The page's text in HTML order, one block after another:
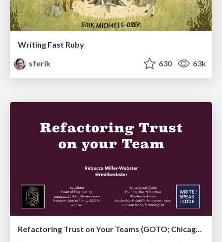
Writing Fast Ruby
sferik
630 63k
Refactoring Trust on Your Teams (GOTO; Chicago 2020)